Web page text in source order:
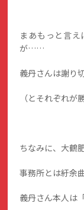
まあもっと言
が……
義丹さんは謝り
（とそれぞれが
ちなみに、大鶴
事務所とは紆余
義丹さん本人は